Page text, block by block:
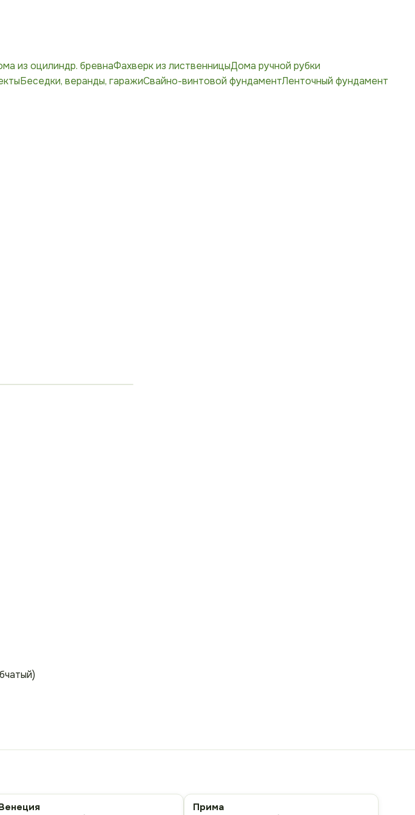
из оцилиндр. бревнаФахверк из лиственницыДома ручной рубки
Беседки, веранды, гаражиСвайно-винтовой фундаментЛенточный фундамент
Прима